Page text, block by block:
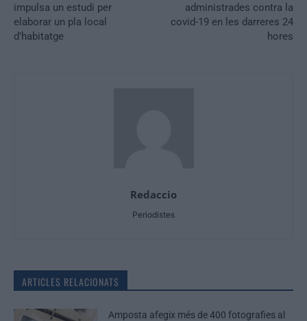
impulsa un estudi per
elaborar un pla local
d’habitatge
administrades contra la
covid-19 en les darreres 24
hores
Redaccio
Periodistes
ARTICLES RELACIONATS
Amposta afegix més de 400 fotografies al